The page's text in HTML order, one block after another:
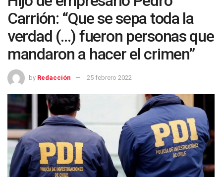
Carrión: “Que se sepa toda la
verdad (…) fueron personas que
mandaron a hacer el crimen”
by Redacción 25 febrero 2022